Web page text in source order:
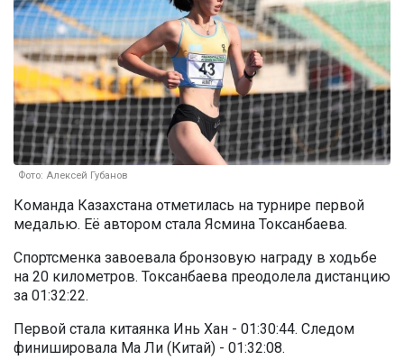
Фото: Алексей Губанов
Команда Казахстана отметилась на турнире первой
медалью. Её автором стала Ясмина Токсанбаева.
Спортсменка завоевала бронзовую награду в ходьбе
на 20 километров. Токсанбаева преодолела дистанцию
за 01:32:22.
Первой стала китаянка Инь Хан - 01:30:44. Следом
финишировала Ма Ли (Китай) - 01:32:08.